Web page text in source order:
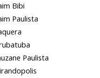
Bibi
Paulista
Paulista